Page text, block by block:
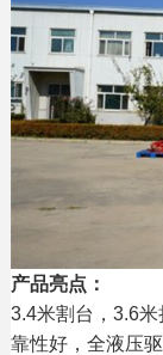
产品亮点：
3.4米割台，3.6
靠性好，全液压